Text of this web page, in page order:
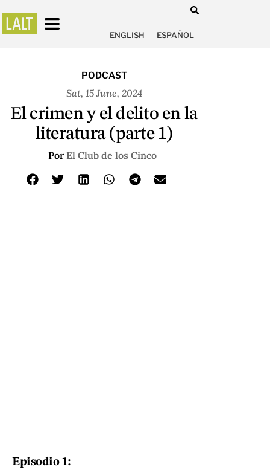
ENGLISH ESPAÑOL
PODCAST
Sat, 15 June, 2024
El crimen y el delito en la
literatura (parte 1)
Por El Club de los Cinco
Episodio 1: